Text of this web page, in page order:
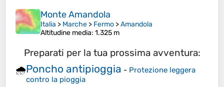
Monte Amandola
Italia > Marche > Fermo >Amandola
Altitudine media: 1.325 m
Preparati per la tua prossima avventura:
🌧️Poncho antipioggia - Protezione leggera
contro la pioggia